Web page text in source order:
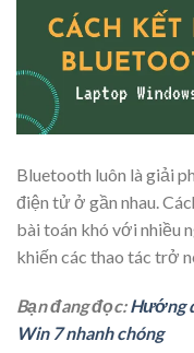
Bluetooth luôn là giải
điện tử ở gần nhau.
bài toán khó với nhiều
khiến các thao tác trở
Bạn đang đọc:Hướng
Win 7 nhanh chóng